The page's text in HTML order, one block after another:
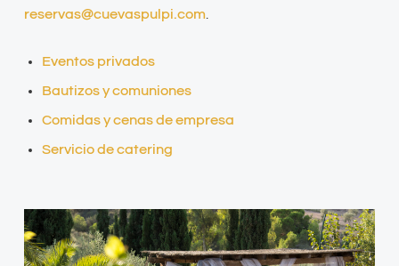
reservas@cuevaspulpi.com.
Eventos privados
Bautizos y comuniones
Comidas y cenas de empresa
Servicio de catering